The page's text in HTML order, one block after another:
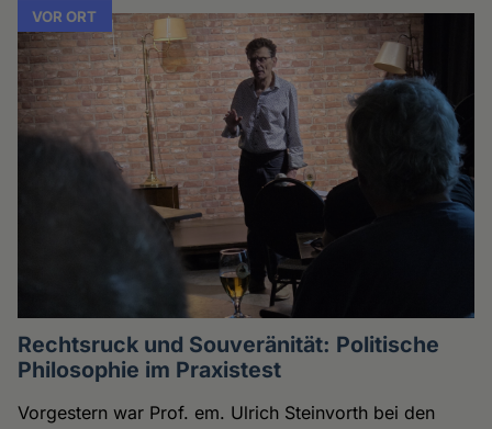
VOR ORT
Rechtsruck und Souveränität: Politische
Philosophie im Praxistest
Vorgestern war Prof. em. Ulrich Steinvorth bei den